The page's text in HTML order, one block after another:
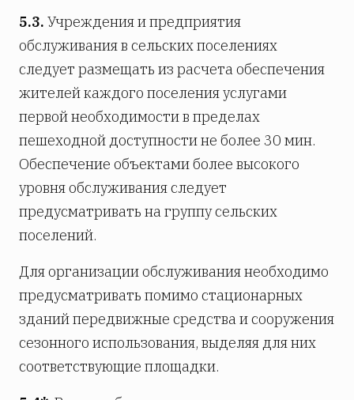
5.3. Учреждения и предприятия
обслуживания в сельских поселениях
следует размещать из расчета обеспечения
жителей каждого поселения услугами
первой необходимости в пределах
пешеходной доступности не более 30 мин.
Обеспечение объектами более высокого
уровня обслуживания следует
предусматривать на группу сельских
поселений.
Для организации обслуживания необходимо
предусматривать помимо стационарных
зданий передвижные средства и сооружения
сезонного использования, выделяя для них
соответствующие площадки.